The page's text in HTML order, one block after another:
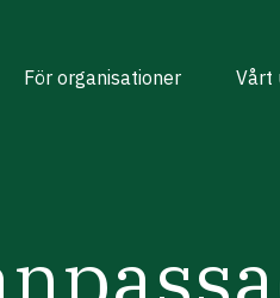
För organisationer Vårt